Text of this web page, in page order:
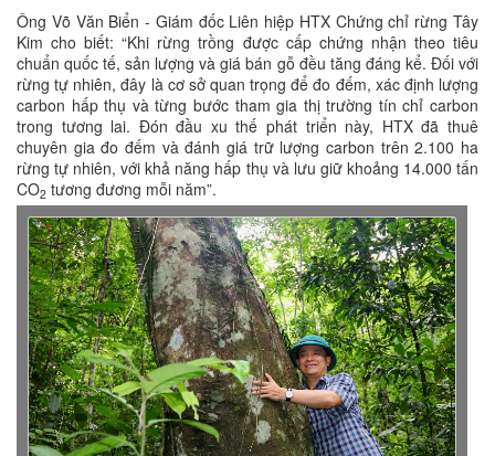
Ông Võ Văn Biển - Giám đốc Liên hiệp HTX Chứng chỉ rừng Tây
Kim cho biết: “Khi rừng trồng được cấp chứng nhận theo tiêu
chuẩn quốc tế, sản lượng và giá bán gỗ đều tăng đáng kể. Đối với
rừng tự nhiên, đây là cơ sở quan trọng để đo đếm, xác định lượng
carbon hấp thụ và từng bước tham gia thị trường tín chỉ carbon
trong tương lai. Đón đầu xu thế phát triển này, HTX đã thuê
chuyên gia đo đếm và đánh giá trữ lượng carbon trên 2.100 ha
rừng tự nhiên, với khả năng hấp thụ và lưu giữ khoảng 14.000 tấn
CO2 tương đương mỗi năm”.